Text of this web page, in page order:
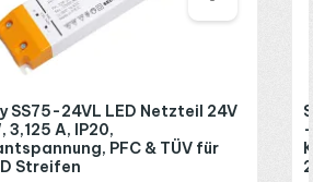
SS75-24VL LED Netzteil 24V
3,125 A, IP20,
PFC & TÜV für
Streifen